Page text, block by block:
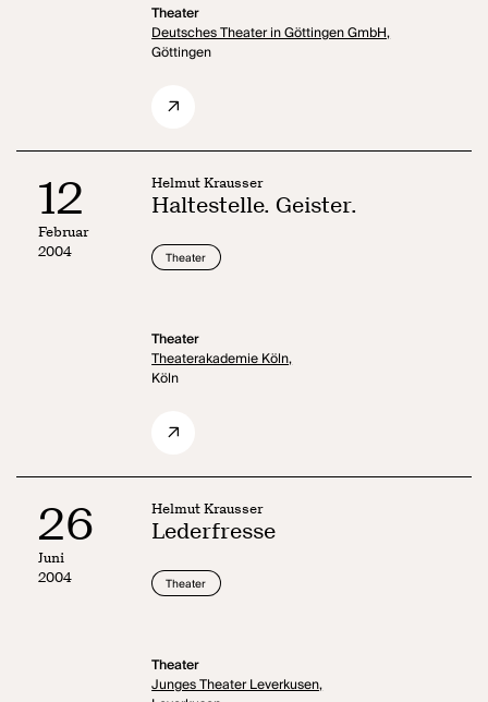
Theater
Deutsches Theater in Göttingen GmbH,
Göttingen
12
Februar
2004
Helmut Krausser
Haltestelle. Geister.
Theater
Theater
Theaterakademie Köln,
Köln
26
Juni
2004
Helmut Krausser
Lederfresse
Theater
Theater
Junges Theater Leverkusen,